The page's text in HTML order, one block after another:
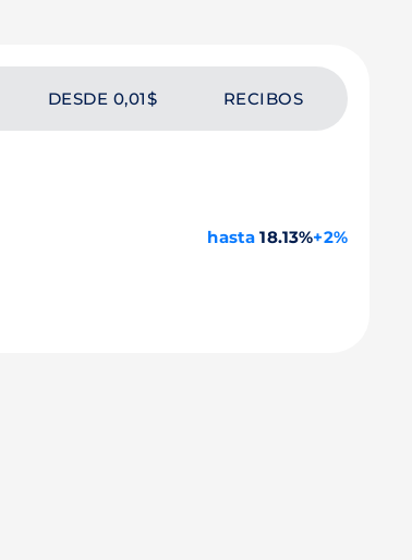
DESDE 0,01$ RECIBOS
hasta 18.13%+2%